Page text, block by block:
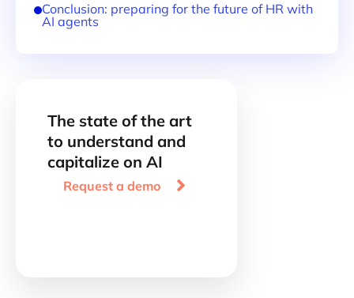
Conclusion: preparing for the future of HR with
AI agents
The state of the art
to understand and
capitalize on AI
Request a demo 